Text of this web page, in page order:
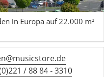
in Europa auf 22.000 m²
/ 88 84 - 3310